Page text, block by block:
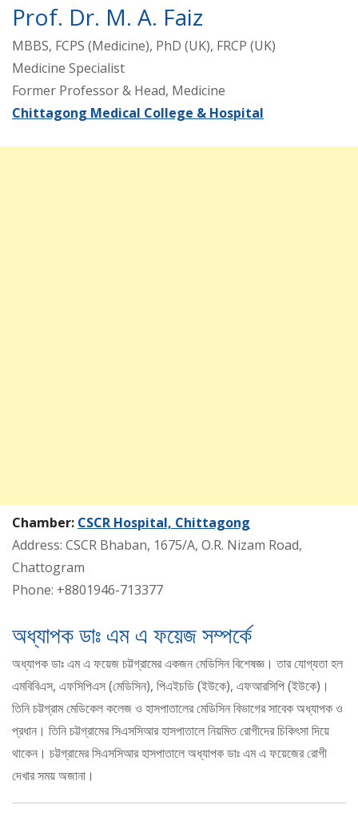
Prof. Dr. M. A. Faiz
MBBS, FCPS (Medicine), PhD (UK), FRCP (UK)
Medicine Specialist
Former Professor & Head, Medicine
Chittagong Medical College & Hospital
Chamber: CSCR Hospital, Chittagong
Address: CSCR Bhaban, 1675/A, O.R. Nizam Road,
Chattogram
Phone: +8801946-713377
অধ্যাপক ডাঃ এম এ ফয়েজ সম্পর্কে
অধ্যাপক ডাঃ এম এ ফয়েজ চট্টগ্রামের একজন মেডিসিন বিশেষজ্ঞ। তার যোগ্যতা হল
এমবিবিএস, এফসিপিএস (মেডিসিন), পিএইচডি (ইউকে), এফআরসিপি (ইউকে)।
তিনি চট্টগ্রাম মেডিকেল কলেজ ও হাসপাতালের মেডিসিন বিভাগের সাবেক অধ্যাপক ও
প্রধান। তিনি চট্টগ্রামের সিএসসিআর হাসপাতালে নিয়মিত রোগীদের চিকিৎসা দিয়ে
থাকেন। চট্টগ্রামের সিএসসিআর হাসপাতালে অধ্যাপক ডাঃ এম এ ফয়েজের রোগী
দেখার সময় অজানা।